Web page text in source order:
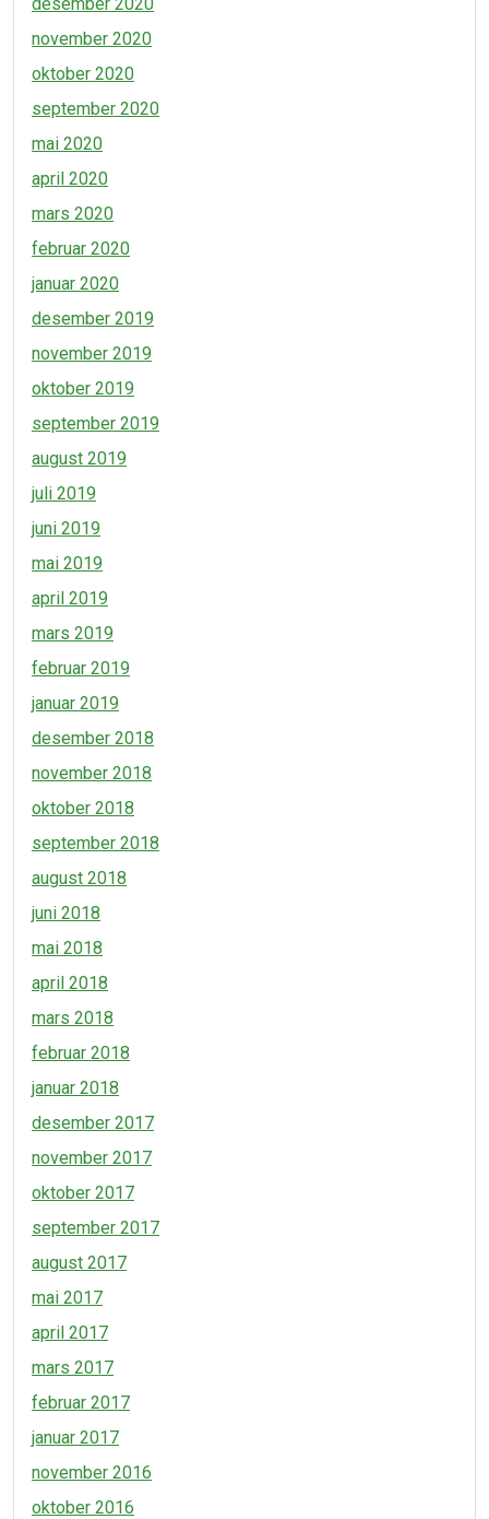
november 2020
oktober 2020
september 2020
mai 2020
april 2020
mars 2020
februar 2020
januar 2020
desember 2019
november 2019
oktober 2019
september 2019
august 2019
juli 2019
juni 2019
mai 2019
april 2019
mars 2019
februar 2019
januar 2019
desember 2018
november 2018
oktober 2018
september 2018
august 2018
juni 2018
mai 2018
april 2018
mars 2018
februar 2018
januar 2018
desember 2017
november 2017
oktober 2017
september 2017
august 2017
mai 2017
april 2017
mars 2017
februar 2017
januar 2017
november 2016
oktober 2016